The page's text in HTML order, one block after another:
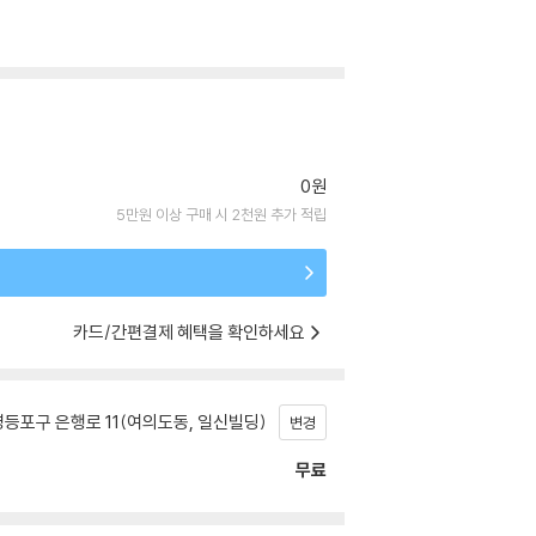
0원
5만원 이상 구매 시 2천원 추가 적립
카드/간편결제 혜택을 확인하세요
포구 은행로 11(여의도동, 일신빌딩) 변경
무료